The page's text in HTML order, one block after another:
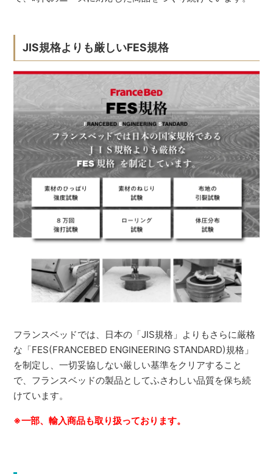
JIS規格よりも厳しいFES規格
フランスベッドでは、日本の「JIS規格」よりもさらに厳格
な「FES(FRANCEBED ENGINEERING STANDARD)規格」
を制定し、一切妥協しない厳しい基準をクリアすること
で、フランスベッドの製品としてふさわしい品質を保ち続
けています。
※一部、輸入商品も取り扱っております。